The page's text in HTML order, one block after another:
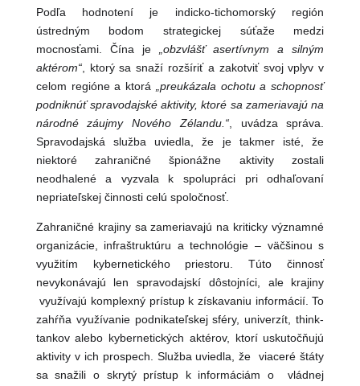
Podľa hodnotení je indicko-tichomorský región
ústredným bodom strategickej súťaže medzi
mocnosťami. Čína je „obzvlášť asertívnym a silným
aktérom“, ktorý sa snaží rozšíriť a zakotviť svoj vplyv v
celom regióne a ktorá „preukázala ochotu a schopnosť
podniknúť spravodajské aktivity, ktoré sa zameriavajú na
národné záujmy Nového Zélandu.“, uvádza správa.
Spravodajská služba uviedla, že je takmer isté, že
niektoré zahraničné špionážne aktivity zostali
neodhalené a vyzvala k spolupráci pri odhaľovaní
nepriateľskej činnosti celú spoločnosť.
Zahraničné krajiny sa zameriavajú na kriticky významné
organizácie, infraštruktúru a technológie – väčšinou s
využitím kybernetického priestoru. Túto činnosť
nevykonávajú len spravodajskí dôstojníci, ale krajiny
využívajú komplexný prístup k získavaniu informácií. To
zahŕňa využívanie podnikateľskej sféry, univerzít, think-
tankov alebo kybernetických aktérov, ktorí uskutočňujú
aktivity v ich prospech. Služba uviedla, že viaceré štáty
sa snažili o skrytý prístup k informáciám o vládnej